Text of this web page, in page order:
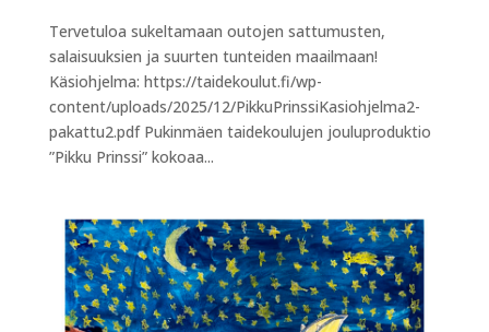
Tervetuloa sukeltamaan outojen sattumusten,
salaisuuksien ja suurten tunteiden maailmaan!
Käsiohjelma: https://taidekoulut.fi/wp-
content/uploads/2025/12/PikkuPrinssiKasiohjelma2-
pakattu2.pdf Pukinmäen taidekoulujen jouluproduktio
”Pikku Prinssi” kokoaa...